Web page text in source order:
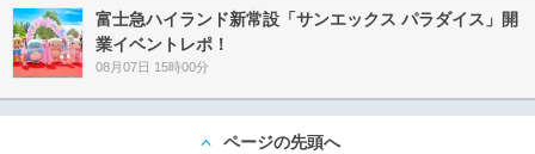
富士急ハイランド新常設「サンエックス パラダイス」開
業イベントレポ！
08月07日 15時00分
ページの先頭へ